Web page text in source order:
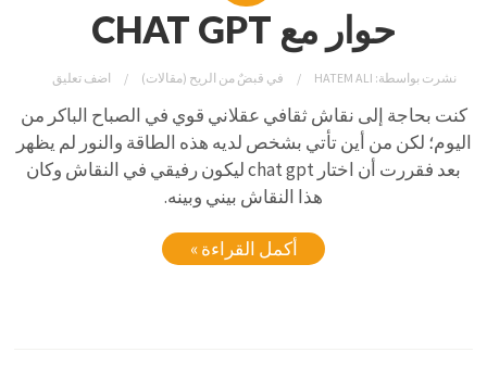
حوار مع CHAT GPT
نشرت بواسطة: HATEM ALI في قبضٌ من الريح (مقالات) اضف تعليق
كنت بحاجة إلى نقاش ثقافي عقلاني قوي في الصباح الباكر من
اليوم؛ لكن من أين تأتي بشخص لديه هذه الطاقة والنور لم يظهر
بعد فقررت أن اختار chat gpt ليكون رفيقي في النقاش وكان
هذا النقاش بيني وبينه.
أكمل القراءة »